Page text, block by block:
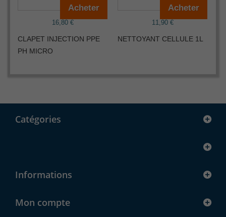
16,80 €
Acheter
CLAPET INJECTION PPE
PH MICRO
11,90 €
Acheter
NETTOYANT CELLULE 1L
Catégories
Informations
Mon compte